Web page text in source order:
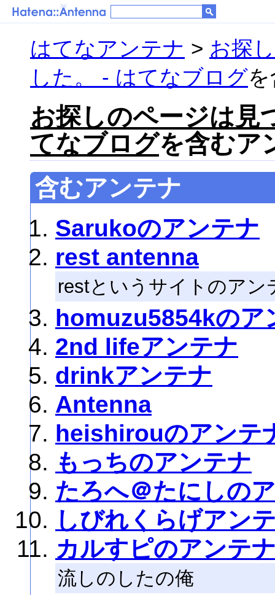
はてなアンテナ > お探
した。 - はてなブログ
お探しのページは見
てなブログを含むア
含むアンテナ
Sarukoのアンテナ
rest antenna
restというサイトのアン
homuzu5854kのア
2nd lifeアンテナ
drinkアンテナ
Antenna
heishirouのアンテ
もっちのアンテナ
たろへ＠たにしの
しびれくらげアン
カルすピのアンテ
流しのしたの俺